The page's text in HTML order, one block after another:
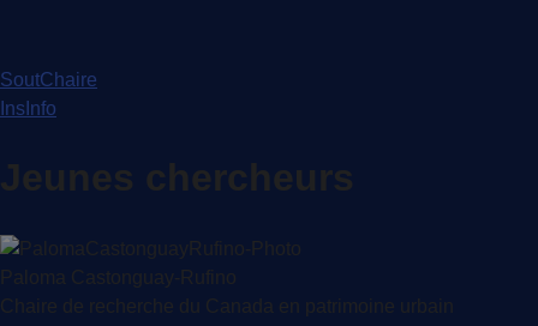
SoutChaire
InsInfo
Jeunes chercheurs
Paloma Castonguay-Rufino
Chaire de recherche du Canada en patrimoine urbain